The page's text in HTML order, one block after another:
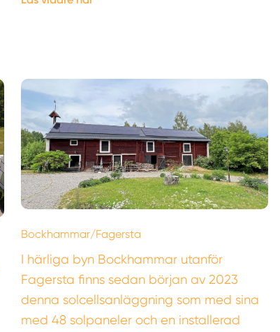
Bockhammar/Fagersta
I härliga byn Bockhammar utanför
Fagersta finns sedan början av 2023
denna solcellsanläggning som med sina
med 48 solpaneler och en installerad